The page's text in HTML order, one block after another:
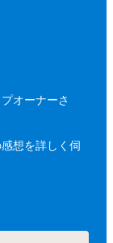
オーナーさ
想を詳しく伺